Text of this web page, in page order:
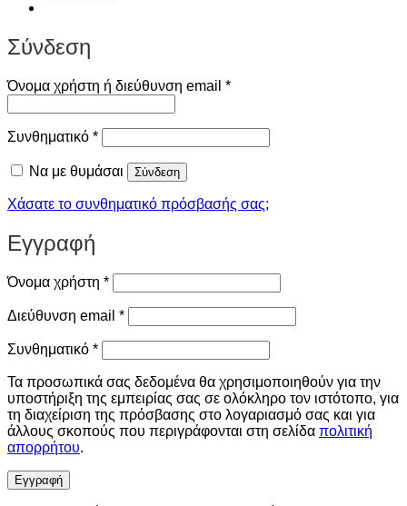
Σύνδεση
Όνομα χρήστη ή διεύθυνση email *Απαιτείται
Συνθηματικό *Απαιτείται
Να με θυμάσαι Σύνδεση
Χάσατε το συνθηματικό πρόσβασής σας;
Εγγραφή
Όνομα χρήστη *Απαιτείται
Διεύθυνση email *Απαιτείται
Συνθηματικό *Απαιτείται
Τα προσωπικά σας δεδομένα θα χρησιμοποιηθούν για την
υποστήριξη της εμπειρίας σας σε ολόκληρο τον ιστότοπο, για
τη διαχείριση της πρόσβασης στο λογαριασμό σας και για
άλλους σκοπούς που περιγράφονται στη σελίδα πολιτική
απορρήτου.
Εγγραφή